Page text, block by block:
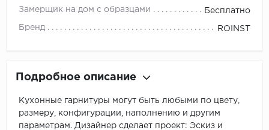
Замерщик на дом с образцами Бесплатно
Бренд ROINST
Подробное описание
Кухонные гарнитуры могут быть любыми по цвету,
размеру, конфигурации, наполнению и другим
параметрам. Дизайнер сделает проект: Эскиз и